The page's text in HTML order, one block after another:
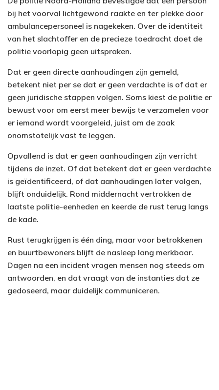
bij het voorval lichtgewond raakte en ter plekke door
ambulancepersoneel is nagekeken. Over de identiteit
van het slachtoffer en de precieze toedracht doet de
politie voorlopig geen uitspraken.
Dat er geen directe aanhoudingen zijn gemeld,
betekent niet per se dat er geen verdachte is of dat er
geen juridische stappen volgen. Soms kiest de politie er
bewust voor om eerst meer bewijs te verzamelen voor
er iemand wordt voorgeleid, juist om de zaak
onomstotelijk vast te leggen.
Opvallend is dat er geen aanhoudingen zijn verricht
tijdens de inzet. Of dat betekent dat er geen verdachte
is geïdentificeerd, of dat aanhoudingen later volgen,
blijft onduidelijk. Rond middernacht vertrokken de
laatste politie-eenheden en keerde de rust terug langs
de kade.
Rust terugkrijgen is één ding, maar voor betrokkenen
en buurtbewoners blijft de nasleep lang merkbaar.
Dagen na een incident vragen mensen nog steeds om
antwoorden, en dat vraagt van de instanties dat ze
gedoseerd, maar duidelijk communiceren.